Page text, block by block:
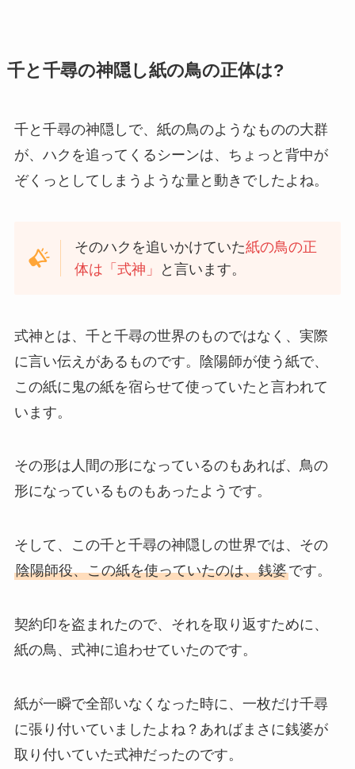
千と千尋の神隠し紙の鳥の正体は?
千と千尋の神隠しで、紙の鳥のようなものの大群
が、ハクを追ってくるシーンは、ちょっと背中が
ぞくっとしてしまうような量と動きでしたよね。
そのハクを追いかけていた紙の鳥の正
体は「式神」
と言います。
式神とは、千と千尋の世界のものではなく、実際
に言い伝えがあるものです。陰陽師が使う紙で、
この紙に鬼の紙を宿らせて使っていたと言われて
います。
その形は人間の形になっているのもあれば、鳥の
形になっているものもあったようです。
そして、この千と千尋の神隠しの世界では、その
陰陽師役、この紙を使っていたのは、銭婆です。
契約印を盗まれたので、それを取り返すために、
紙の鳥、式神に追わせていたのです。
紙が一瞬で全部いなくなった時に、一枚だけ千尋
に張り付いていましたよね？あればまさに銭婆が
取り付いていた式神だったのです。